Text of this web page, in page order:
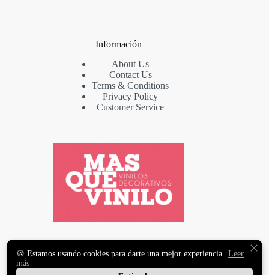
Información
About Us
Contact Us
Terms & Conditions
Privacy Policy
Customer Service
VINILOS DECORATIVOS
Y FOTOMURALES
PREMIUM
🍪 Estamos usando cookies para darte una mejor experiencia. Leer
más